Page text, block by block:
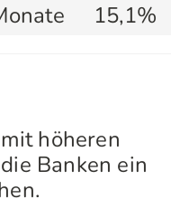
15,1%
höheren
Banken ein